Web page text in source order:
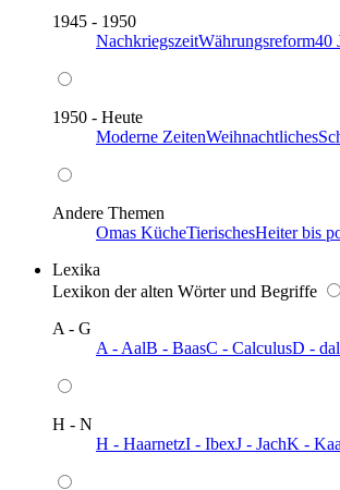
1945 - 1950
NachkriegszeitWährungsreform40
1950 - Heute
Moderne ZeitenWeihnachtliches
Andere Themen
Omas KücheTierischesHeiter bis
Lexika
Lexikon der alten Wörter und Begriffe
A - G
A - AalB - BaasC - CalculusD -
H - N
H - HaarnetzI - IbexJ - JachK -